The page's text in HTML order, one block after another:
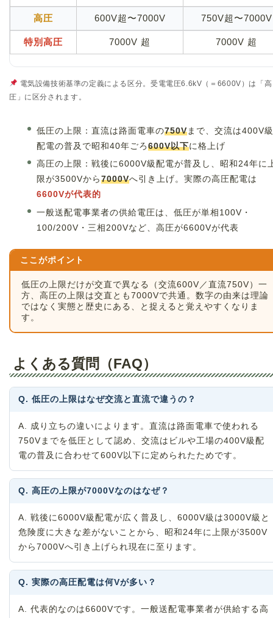
高圧 600V超〜7000V 750V超〜7000V
特別高圧 7000V 超 7000V 超
電気設備技術基準の定義による区分。受電電圧6.6kV（＝6600V）は「高
圧」に区分されます。
低圧の上限：直流は路面電車の750V まで、交流は400V級
配電の普及で昭和40年ごろ 600V以下に格上げ
高圧の上限：戦後に6000V級配電が普及し、昭和24年に
限が3500Vから 7000Vへ引き上げ。実際の高圧配電は
6600Vが代表的
一般送配電事業者の供給電圧は、低圧が単相100V・
100/200V・三相200Vなど、高圧が6600Vが代表
ここがポイント
低圧の上限だけが交直で異なる（交流600V／直流750V）一
方、高圧の上限は交直とも7000Vで共通。数字の由来は理論
ではなく実態と歴史にある、と捉えると覚えやすくなりま
す。
よくある質問（FAQ）
Q. 低圧の上限はなぜ交流と直流で違うの？
A. 成り立ちの違いによります。直流は路面電車で使われる
750Vまでを低圧として認め、交流はビルや工場の400V級配
電の普及に合わせて600V以下に定められたためです。
Q. 高圧の上限が7000Vなのはなぜ？
A. 戦後に6000V級配電が広く普及し、6000V級は3000V級と
危険度に大きな差がないことから、昭和24年に上限が3500V
から7000Vへ引き上げられ現在に至ります。
Q. 実際の高圧配電は何Vが多い？
A. 代表的なのは6600Vです。一般送配電事業者が供給する高